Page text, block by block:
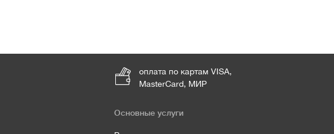
оплата по картам VISA,
MasterCard, МИР
Основные услуги